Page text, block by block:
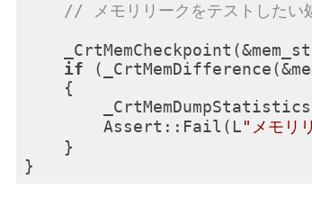
// メモリリークをテストしたい
if
    {
        Assert::Fail(L
"メモリ
    }